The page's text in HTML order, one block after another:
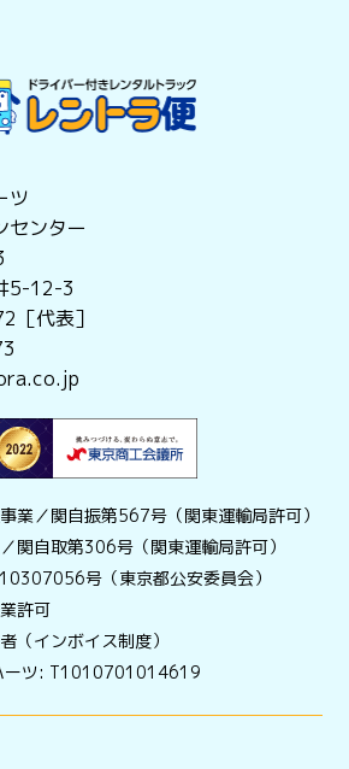
ツ
センター
5-12-3
代表］
業／関自振第567号（関東運輸局許可）
関自取第306号（関東運輸局許可）
号（東京都公安委員会）
許可
（インボイス制度）
ーツ: T1010701014619